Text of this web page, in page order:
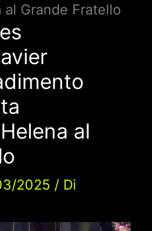
Grande Fratello
al
2025 / Di